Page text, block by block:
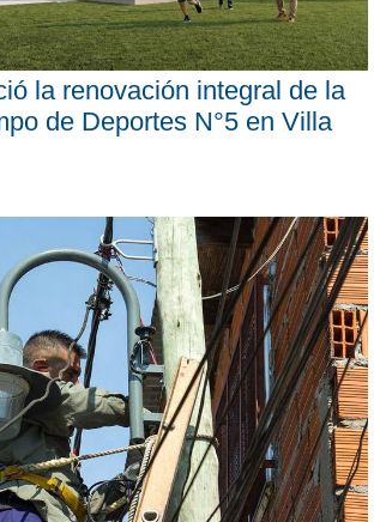
la renovación integral de la
de Deportes N°5 en Villa